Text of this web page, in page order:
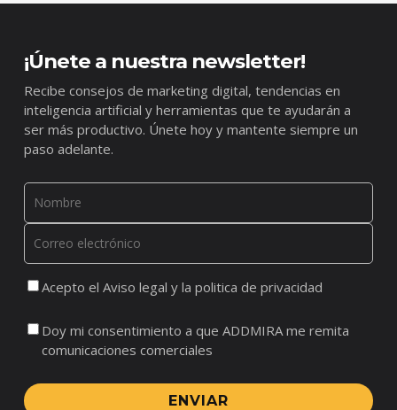
¡Únete a nuestra newsletter!
Recibe consejos de marketing digital, tendencias en
inteligencia artificial y herramientas que te ayudarán a
ser más productivo. Únete hoy y mantente siempre un
paso adelante.
Acepto el Aviso legal y la politica de privacidad
Doy mi consentimiento a que ADDMIRA me remita
comunicaciones comerciales
ENVIAR